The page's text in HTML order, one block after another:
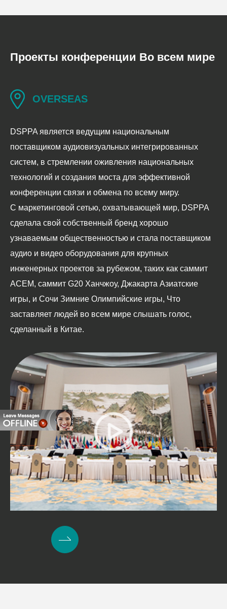
Проекты конференции Во всем мире
OVERSEAS
DSPPA является ведущим национальным
поставщиком аудиовизуальных интегрированных
систем, в стремлении оживления национальных
технологий и создания моста для эффективной
конференции связи и обмена по всему миру.
С маркетинговой сетью, охватывающей мир, DSPPA
сделала свой собственный бренд хорошо
узнаваемым общественностью и стала поставщиком
аудио и видео оборудования для крупных
инженерных проектов за рубежом, таких как саммит
АСЕМ, саммит G20 Ханчжоу, Джакарта Азиатские
игры, и Сочи Зимние Олимпийские игры, Что
заставляет людей во всем мире слышать голос,
сделанный в Китае.